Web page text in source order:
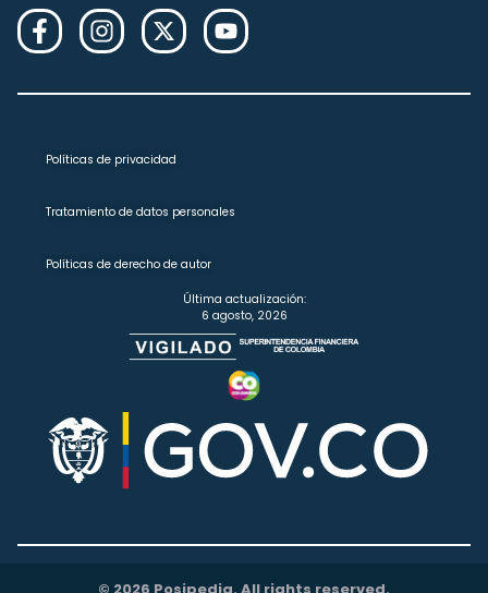
Políticas de privacidad
Tratamiento de datos personales
Políticas de derecho de autor
Última actualización:
6 agosto, 2026